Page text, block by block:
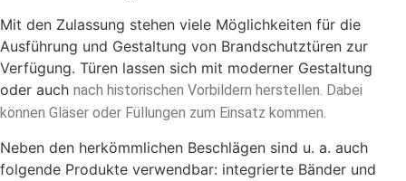
Mit den Zulassung stehen viele Möglichkeiten für die
Ausführung und Gestaltung von Brandschutztüren zur
Verfügung. Türen lassen sich mit moderner Gestaltung
oder auch nach historischen Vorbildern herstellen. Dabei
können Gläser oder Füllungen zum Einsatz kommen.
Neben den herkömmlichen Beschlägen sind u. a. auch
folgende Produkte verwendbar: integrierte Bänder und